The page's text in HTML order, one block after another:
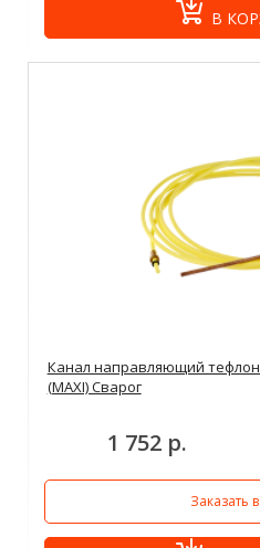
В
Канал направляющий тефлон
(MAXI) Сварог
1 752 р.
Заказать